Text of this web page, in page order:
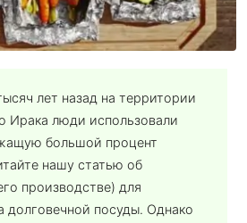
лет назад на территории
Ирака люди использовали
большой процент
нашу статью об
производстве) для
долговечной посуды. Однако